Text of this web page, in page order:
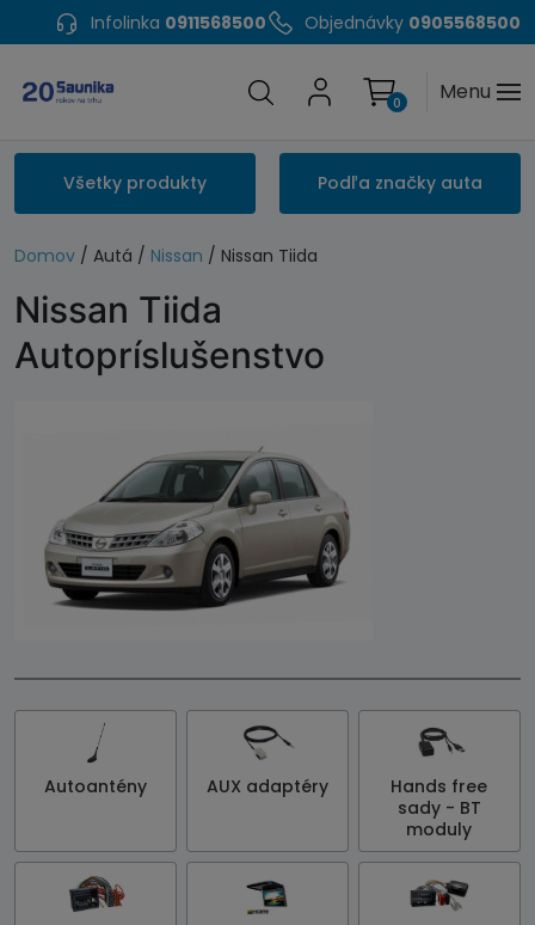
Infolinka 0911568500 Objednávky 0905568500
Menu
0
Všetky produkty Podľa značky auta
Domov / Autá / Nissan / Nissan Tiida
Nissan Tiida
Autopríslušenstvo
Autoantény AUX adaptéry
Hands free
sady - BT
moduly